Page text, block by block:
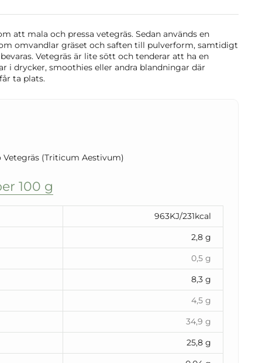
att mala och pressa vetegräs. Sedan används en
omvandlar gräset och saften till pulverform, samtidigt
Vetegräs är lite sött och tenderar att ha en
i drycker, smoothies eller andra blandningar där
ta plats.
Vetegräs (Triticum Aestivum)
100 g
963KJ/231kcal
2,8 g
0,5 g
8,3 g
4,5 g
34,9 g
25,8 g